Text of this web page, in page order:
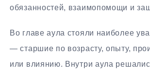
обязанностей, взаимопомощи и
Во главе аула стояли наиболее
— старшие по возрасту, опыту,
или влиянию. Внутри аула